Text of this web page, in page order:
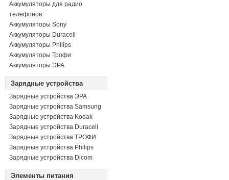
Аккумуляторы для радио
телефонов
Аккумуляторы Sony
Аккумуляторы Duracell
Аккумуляторы Philips
Аккумуляторы Трофи
Аккумуляторы ЭРА
Зарядные устройства
Зарядные устройства ЭРА
Зарядные устройства Samsung
Зарядные устройства Kodak
Зарядные устройства Duracell
Зарядные устройства ТРОФИ
Зарядные устройства Philips
Зарядные устройства Dicom
Элементы питания